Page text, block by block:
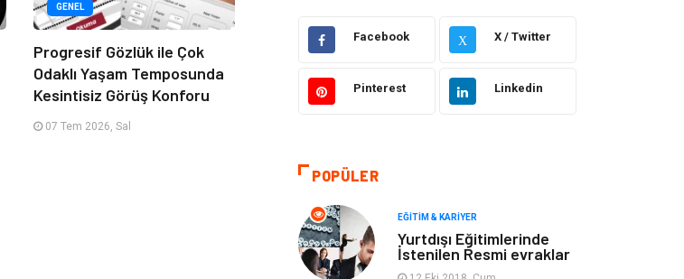
GENEL
Progresif Gözlük ile Çok
Odaklı Yaşam Temposunda
Kesintisiz Görüş Konforu
07 Tem 2026, Sal
Giyim
Ev Dekorasyon Organizasyon
Facebook X X / Twitter
Pinterest Linkedin
POPÜLER
EĞITIM & KARIYER
Yurtdışı Eğitimlerinde
İstenilen Resmi evraklar